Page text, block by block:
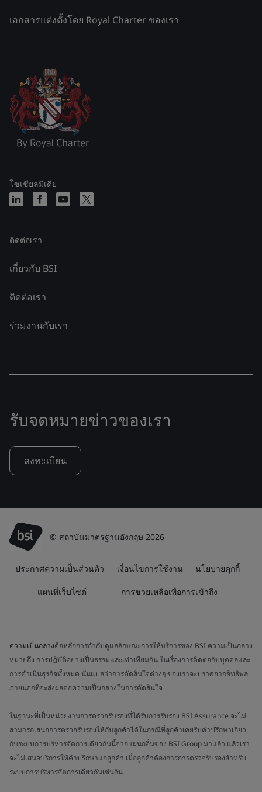
เอกสารแต่งตั้งโดย Royal Charter ของเรา
โซเชียลมีเดีย
ติดต่อเรา
เกี่ยวกับ BSI
ติดต่อเรา
ร่วมงานกับเรา
รับจดหมายข่าวของเรา
ลงทะเบียน
© สถาบันมาตรฐานอังกฤษ 2026
ประกาศความเป็นส่วนตัว เงื่อนไขการใช้งาน นโยบายคุกกี้
แผนที่เว็บไซต์ การช่วยเหลือเพื่อการเข้าถึง
ความเป็นกลางคือหลักการกำกับดูแลลักษณะการให้บริการของ BSI ความเป็นกลาง
หมายถึง การปฏิบัติอย่างเป็นธรรมและเท่าเทียมกัน ในเรื่องการติดต่อกับบุคคลและ
การดำเนินธุรกิจทั้งหมด นั่นแปลว่าการตัดสินใจต่างๆ ของเราจะปราศจากอิทธิพล
ภายนอกที่จะส่งผลต่อความเป็นกลางในการตัดสินใจ
ในฐานะที่เป็นหน่วยงานการตรวจรับรองที่ได้รับการรับรอง BSI Assurance จะไม่
สามารถเสนอการตรวจรับรองให้กับลูกค้าได้ในกรณีที่ลูกค้าเคยรับคำปรึกษาเกี่ยว
กับระบบการบริหารจัดการเดียวกันนี้จากแผนกอื่นของ BSI Group มาแล้ว แล้วเรา
จะไม่เสนอบริการให้คำปรึกษาแก่ลูกค้า เมื่อลูกค้าต้องการการตรวจรับรองสำหรับ
ระบบการบริหารจัดการเดียวกันเช่นกัน